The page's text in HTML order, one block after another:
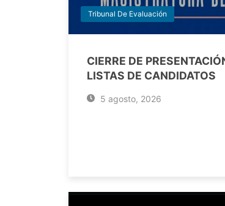
Tribunal De Evaluación
CIERRE DE
LISTAS DE CANDIDATOS
5 agosto, 2026